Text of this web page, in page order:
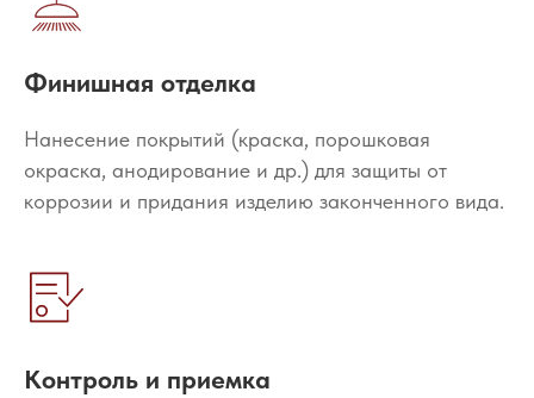
Финишная отделка
Нанесение покрытий (краска, порошковая
окраска, анодирование и др.) для защиты от
коррозии и придания изделию законченного вида.
Контроль и приемка